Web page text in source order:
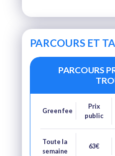
PARCOURS ET
PARCOURS
Green fee
Prix
public
Toute la
semaine
63€